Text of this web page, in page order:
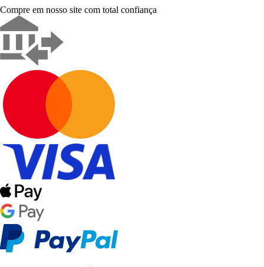
Compre em nosso site com total confiança